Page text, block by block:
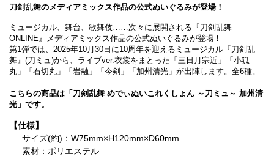
刀剣乱舞のメディアミックス作品の公式ぬいぐるみが登場！
ミュージカル、舞台、歌舞伎……次々に展開される『刀剣乱舞
ONLINE』メディアミックス作品の公式ぬいぐるみが登場！
第1弾では、2025年10月30日に10周年を迎えるミュージカル『刀剣乱
舞』(刀ミュ)から、ライブver.衣裳をまとった「三日月宗近」「小狐
丸」「石切丸」「岩融」「今剣」「加州清光」が出陣します。全6種。
こちらの商品は「刀剣乱舞 めでぃぬいこれくしょん ～刀ミュ～ 加州清
光」です。
【仕様】
サイズ(約)：W75mm×H120mm×D60mm
素材：ポリエステル